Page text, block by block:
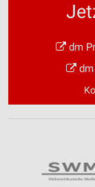
dm
dm